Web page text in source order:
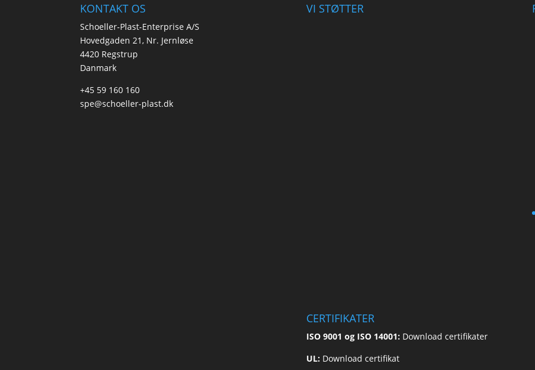
KONTAKT OS
Schoeller-Plast-Enterprise A/S
Hovedgaden 21, Nr. Jernløse
4420 Regstrup
Danmark
+45 59 160 160
spe@schoeller-plast.dk
VI STØTTER
CERTIFIKATER
ISO 9001 og ISO 14001: Download certifikater
UL: Download certifikat